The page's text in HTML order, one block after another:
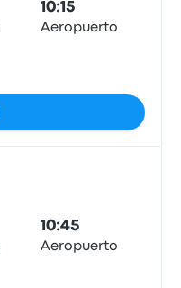
10:15
Aeropuerto
10:45
Aeropuerto